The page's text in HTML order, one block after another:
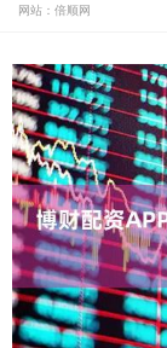
网站：倍顺网